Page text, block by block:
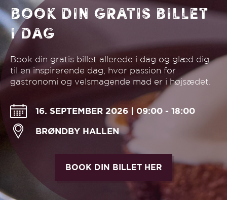
Book din gratis billet
I dag
Book din gratis billet allerede i dag og glæd dig
til en inspirerende dag, hvor passion for
gastronomi og velsmagende mad er i højsædet.
16. SEPTEMBER 2026 | 09:00 - 18:00
BRØNDBY HALLEN
BOOK DIN BILLET HER